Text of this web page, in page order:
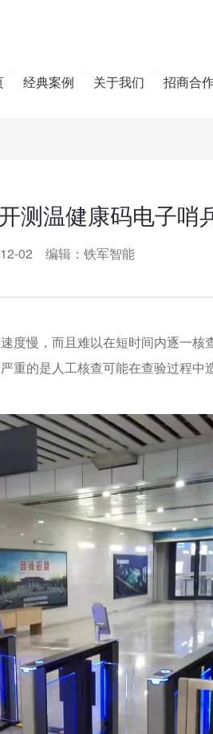
经典案例 关于我们 招商合
测温健康码电子哨
02 编辑：铁军智能
度慢，而且难以在短时间内逐一核
重的是人工核查可能在查验过程中